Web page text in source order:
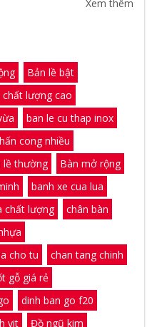
Xem thêm
Bản lề bật
lượng cao
ban le cu thap inox
cong nhiều
lề thường
Bàn mở rộng
banh xe cua lua
chất lượng
chân bàn
cho tu
chan tang chinh
gỗ giá rẻ
dinh ban go f20
vit
Đồ ngũ kim